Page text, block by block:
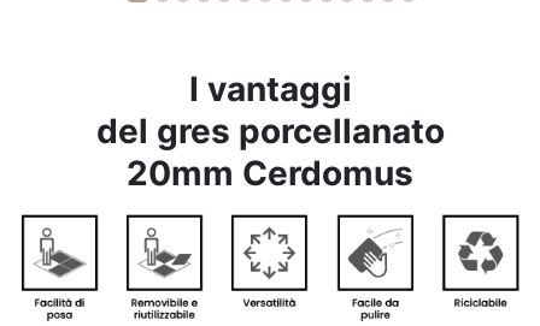
I vantaggi
del gres porcellanato
20mm Cerdomus